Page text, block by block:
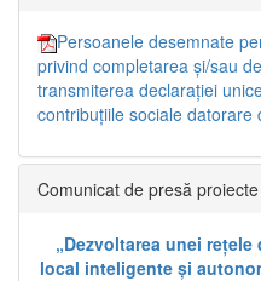
Persoanele desemnate
privind completarea și/sau
transmiterea declarației
contribuțiile sociale datorare
Comunicat de presă proiecte
„Dezvoltarea unei
local inteligente și